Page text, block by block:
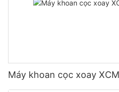
Máy khoan cọc xoay